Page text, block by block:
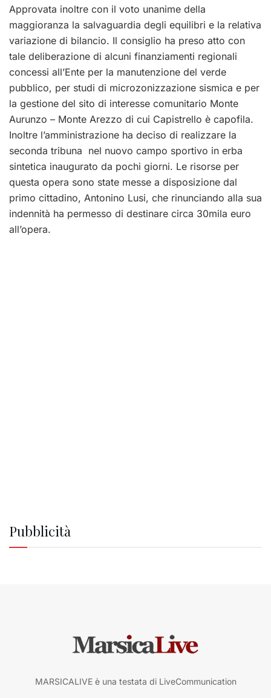
Approvata inoltre con il voto unanime della
maggioranza la salvaguardia degli equilibri e la relativa
variazione di bilancio. Il consiglio ha preso atto con
tale deliberazione di alcuni finanziamenti regionali
concessi all’Ente per la manutenzione del verde
pubblico, per studi di microzonizzazione sismica e per
la gestione del sito di interesse comunitario Monte
Aurunzo – Monte Arezzo di cui Capistrello è capofila.
Inoltre l’amministrazione ha deciso di realizzare la
seconda tribuna nel nuovo campo sportivo in erba
sintetica inaugurato da pochi giorni. Le risorse per
questa opera sono state messe a disposizione dal
primo cittadino, Antonino Lusi, che rinunciando alla sua
indennità ha permesso di destinare circa 30mila euro
all’opera.
Pubblicità
MARSICALIVE è una testata di LiveCommunication